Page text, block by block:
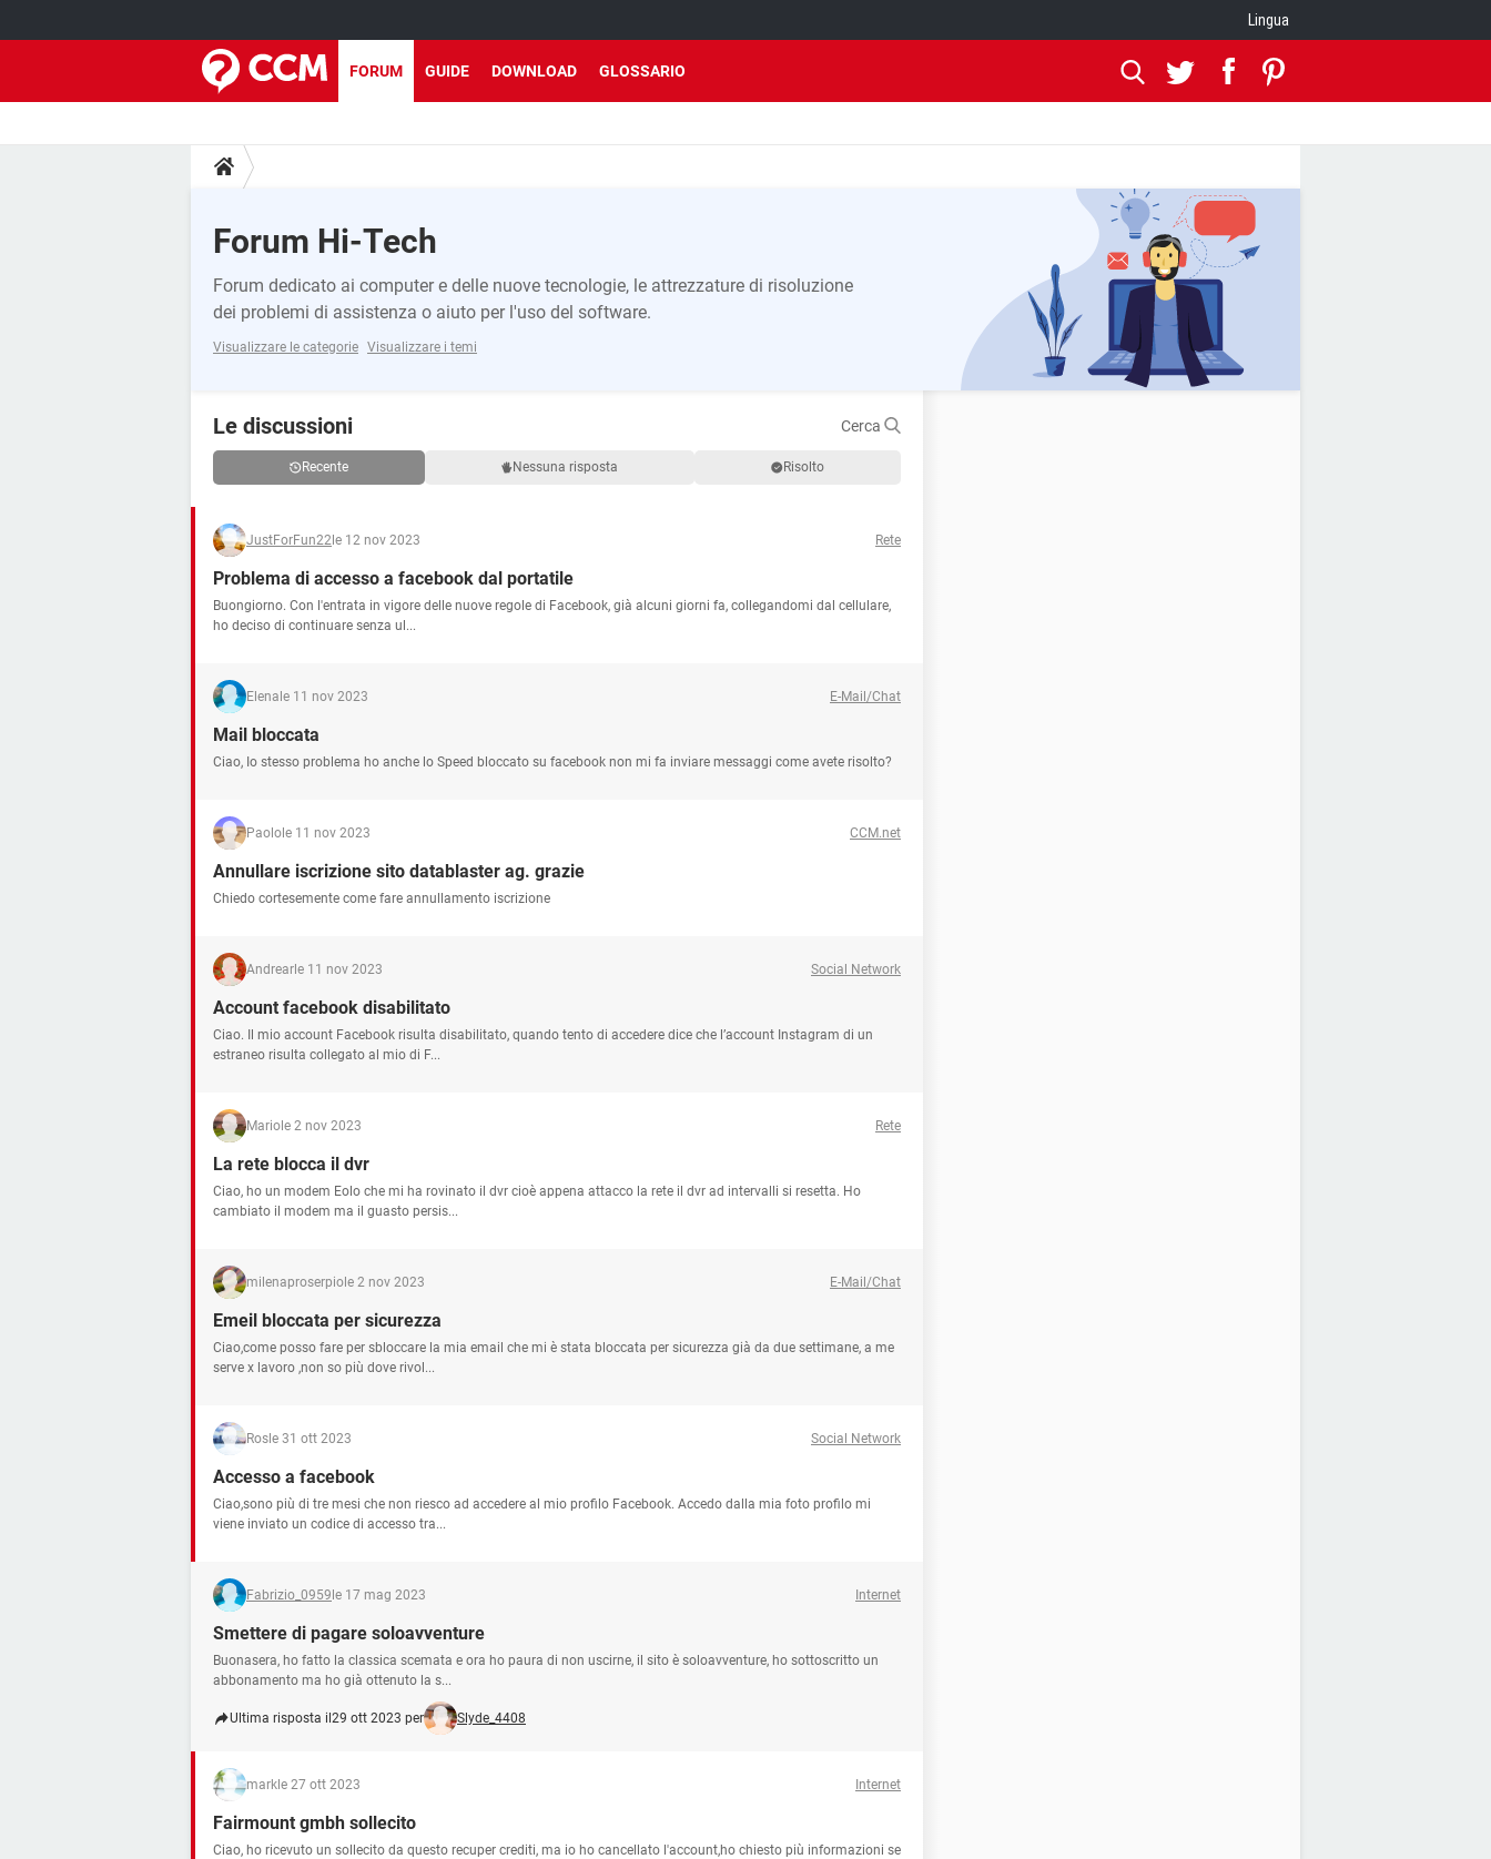
Lingua
FORUM GUIDE DOWNLOAD GLOSSARIO
Forum Hi-Tech
Forum dedicato ai computer e delle nuove tecnologie, le attrezzature di risoluzione
dei problemi di assistenza o aiuto per l'uso del software.
Visualizzare le categorie Visualizzare i temi
Le discussioni Cerca
Recente Nessuna risposta Risolto
JustForFun22 le 12 nov 2023 Rete
Problema di accesso a facebook dal portatile
Buongiorno. Con l'entrata in vigore delle nuove regole di Facebook, già alcuni giorni fa, collegandomi dal cellulare,
ho deciso di continuare senza ul...
Elena le 11 nov 2023 E-Mail/Chat
Mail bloccata
Ciao, Io stesso problema ho anche lo Speed bloccato su facebook non mi fa inviare messaggi come avete risolto?
Paolo le 11 nov 2023 CCM.net
Annullare iscrizione sito datablaster ag. grazie
Chiedo cortesemente come fare annullamento iscrizione
Andrear le 11 nov 2023 Social Network
Account facebook disabilitato
Ciao. Il mio account Facebook risulta disabilitato, quando tento di accedere dice che l’account Instagram di un
estraneo risulta collegato al mio di F...
Mario le 2 nov 2023 Rete
La rete blocca il dvr
Ciao, ho un modem Eolo che mi ha rovinato il dvr cioè appena attacco la rete il dvr ad intervalli si resetta. Ho
cambiato il modem ma il guasto persis...
milenaproserpio le 2 nov 2023 E-Mail/Chat
Emeil bloccata per sicurezza
Ciao,come posso fare per sbloccare la mia email che mi è stata bloccata per sicurezza già da due settimane, a me
serve x lavoro ,non so più dove rivol...
Ros le 31 ott 2023 Social Network
Accesso a facebook
Ciao,sono più di tre mesi che non riesco ad accedere al mio profilo Facebook. Accedo dalla mia foto profilo mi
viene inviato un codice di accesso tra...
Fabrizio_0959 le 17 mag 2023 Internet
Smettere di pagare soloavventure
Buonasera, ho fatto la classica scemata e ora ho paura di non uscirne, il sito è soloavventure, ho sottoscritto un
abbonamento ma ho già ottenuto la s...
Ultima risposta il 29 ott 2023 per Slyde_4408
mark le 27 ott 2023 Internet
Fairmount gmbh sollecito
Ciao, ho ricevuto un sollecito da questo recuper crediti, ma io ho cancellato l'account,ho chiesto più informazioni se